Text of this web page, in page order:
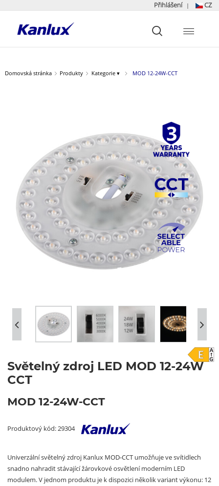
Přihlášení | CZ
główna
Domovská stránka Produkty Kategorie ▾ MOD 12-24W-CCT
Světelný zdroj LED MOD 12-24W
CCT
MOD 12-24W-CCT
Produktový kód: 29304
Univerzální světelný zdroj Kanlux MOD-CCT umožňuje ve svítidlech
snadno nahradit stávající žárovkové osvětlení moderním LED
modulem. V jednom produktu je k dispozici několik variant výkonu: 12